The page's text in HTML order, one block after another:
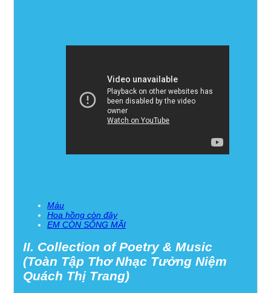
Máu
Hoa hồng còn đây
EM CÒN SỐNG MÃI
II. Collection of Poetry & Music
(Toàn Tập Thơ Nhạc Tưởng Niệm
Quách Thị Trang)